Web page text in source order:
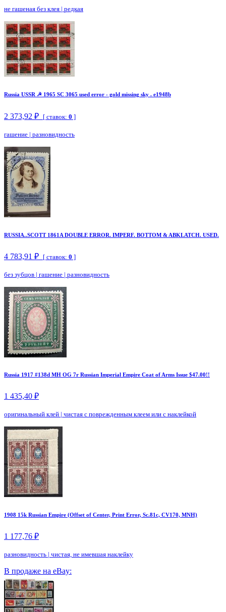
не гашеная без клея | редкая
Russia USSR ☭ 1965 SC 3065 used error - gold missing sky . e1948b
2 373,92 ₽ [ ставок: 0 ]
гашение | разновидность
RUSSIA..SCOTT 1861A DOUBLE ERROR. IMPERF. BOTTOM & ABKLATCH. USED.
4 783,91 ₽ [ ставок: 0 ]
без зубцов | гашение | разновидность
Russia 1917 #138d MH OG 7r Russian Imperial Empire Coat of Arms Issue $47.00!!
1 435,40 ₽
оригинальный клей | чистая с поврежденным клеем или с наклейкой
1908 15k Russian Empire (Offset of Center, Print Error, Sc.81c, CV170, MNH)
1 177,76 ₽
разновидность | чистая, не имевшая наклейку
В продаже на eBay: